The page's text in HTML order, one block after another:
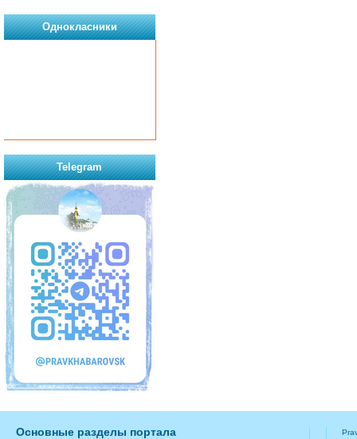
Однокласники
Telegram
Основные разделы портала